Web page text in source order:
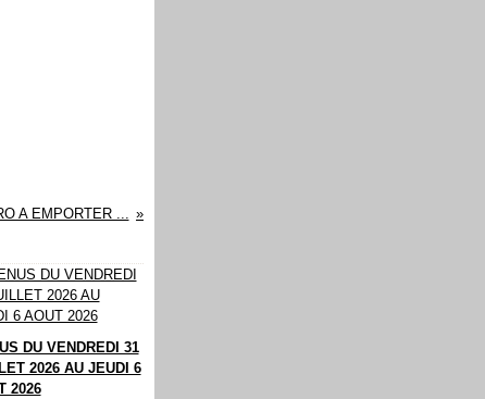
A EMPORTER ...
DU VENDREDI 31
2026 AU JEUDI 6
2026